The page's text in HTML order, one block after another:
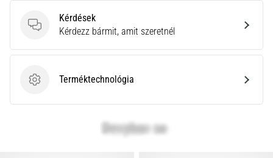
Kérdések
Kérdések
Kérdezz bármit, amit szeretnél
Terméktechnológia
Terméktechnológia